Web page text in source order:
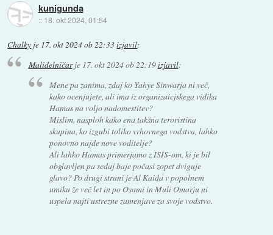
kunigunda
:: 18. okt 2024, 01:54
Chalky je 17. okt 2024 ob 22:33izjavil:
Malidelničarje 17. okt 2024 ob 22:19izjavil:
Mene pa zanima, zdaj ko Yahye Sinwarja ni več,
kako ocenjujete, ali ima iz organizaicjskega vidika
Hamas na voljo nadomestitev?
Mislim, nasploh kako ena takšna teroristina
skupina, ko izgubi toliko vrhovnega vodstva, lahko
ponovno najde nove voditelje?
Ali lahko Hamas primerjamo z ISIS-om, ki je bil
obglavljen pa sedaj baje počasi zopet dviguje
glavo? Po drugi strani je Al Kaida v popolnem
umiku že več let in po Osami in Muli Omarju ni
uspela najti ustrezne zamenjave za svoje vodstvo.